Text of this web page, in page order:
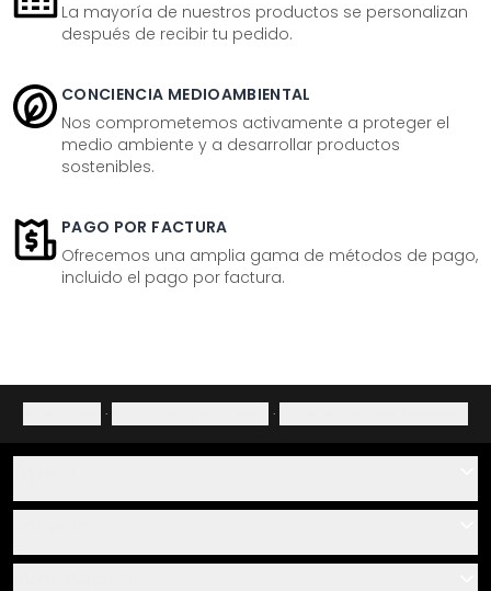
La mayoría de nuestros productos se personalizan
después de recibir tu pedido.
CONCIENCIA MEDIOAMBIENTAL
Nos comprometemos activamente a proteger el
medio ambiente y a desarrollar productos
sostenibles.
PAGO POR FACTURA
Ofrecemos una amplia gama de métodos de pago,
incluido el pago por factura.
· ·
Sobre nosotros